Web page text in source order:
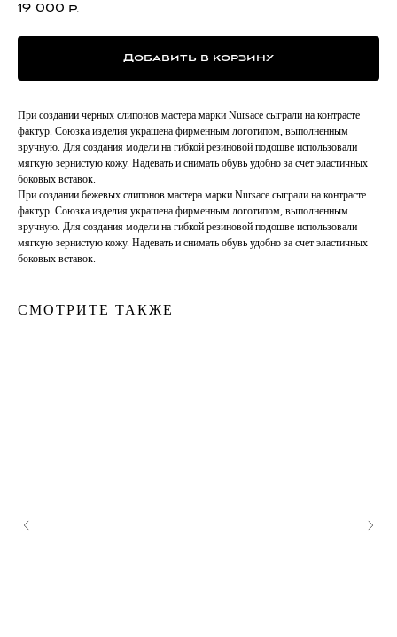
19 000 р.
Добавить в корзину
При создании черных слипонов мастера марки Nursace сыграли на контрасте
фактур. Союзка изделия украшена фирменным логотипом, выполненным
вручную. Для создания модели на гибкой резиновой подошве использовали
мягкую зернистую кожу. Надевать и снимать обувь удобно за счет эластичных
боковых вставок.
При создании бежевых слипонов мастера марки Nursace сыграли на контрасте
фактур. Союзка изделия украшена фирменным логотипом, выполненным
вручную. Для создания модели на гибкой резиновой подошве использовали
мягкую зернистую кожу. Надевать и снимать обувь удобно за счет эластичных
боковых вставок.
СМОТРИТЕ ТАКЖЕ